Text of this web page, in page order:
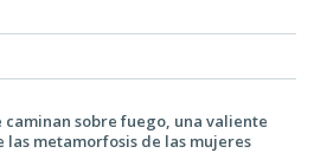
caminan sobre fuego, una valiente
las metamorfosis de las mujeres